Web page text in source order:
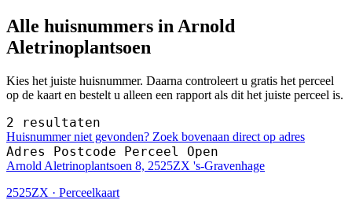
Alle huisnummers in Arnold
Aletrinoplantsoen
Kies het juiste huisnummer. Daarna controleert u gratis het perceel
op de kaart en bestelt u alleen een rapport als dit het juiste perceel is.
2 resultaten
Huisnummer niet gevonden? Zoek bovenaan direct op adres
Adres Postcode Perceel Open
Arnold Aletrinoplantsoen 8, 2525ZX 's-Gravenhage
2525ZX · Perceelkaart